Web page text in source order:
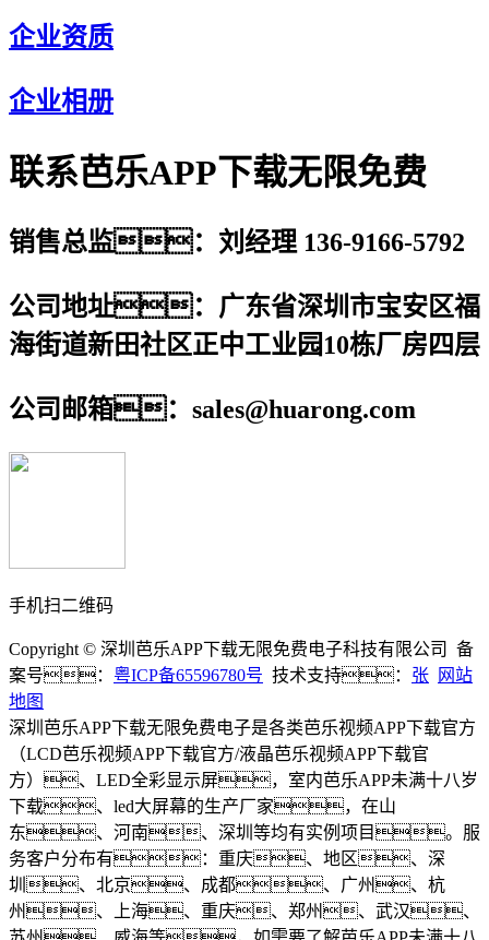
企业资质
企业相册
联系芭乐APP下载无限免费
销售总监：刘经理 136-9166-5792
公司地址：广东省深圳市宝安区福
海街道新田社区正中工业园10栋厂房四层
公司邮箱：sales@huarong.com
手机扫二维码
Copyright © 深圳芭乐APP下载无限免费电子科技有限公司 备
案号： 粤ICP备65596780号 技术支持： 张
网站
地图
深圳芭乐APP下载无限免费电子是各类芭乐视频APP下载官方
（LCD芭乐视频APP下载官方/液晶芭乐视频APP下载官
方）、LED全彩显示屏，室内芭乐APP未满十八岁
下载、led大屏幕的生产厂家，在山
东、河南、深圳等均有实例项目。服
务客户分布有：重庆、地区、深
圳、北京、成都、广州、杭
州、上海、重庆、郑州、武汉、